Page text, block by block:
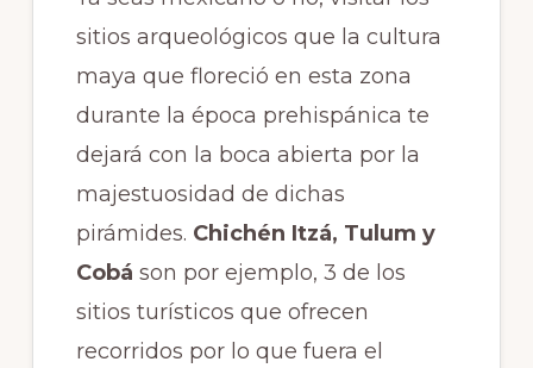
sitios arqueológicos que la cultura
maya que floreció en esta zona
durante la época prehispánica te
dejará con la boca abierta por la
majestuosidad de dichas
pirámides. Chichén Itzá, Tulum y
Cobá son por ejemplo, 3 de los
sitios turísticos que ofrecen
recorridos por lo que fuera el